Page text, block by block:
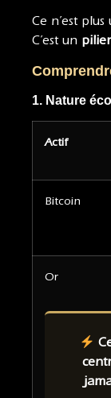
Ce n’est
C’est un
1. Nature
Actif
Bitcoin
Or